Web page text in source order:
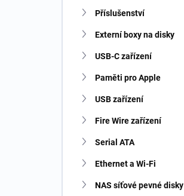
Příslušenství
Externí boxy na disky
USB-C zařízení
Paměti pro Apple
USB zařízení
Fire Wire zařízení
Serial ATA
Ethernet a Wi-Fi
NAS síťové pevné disky